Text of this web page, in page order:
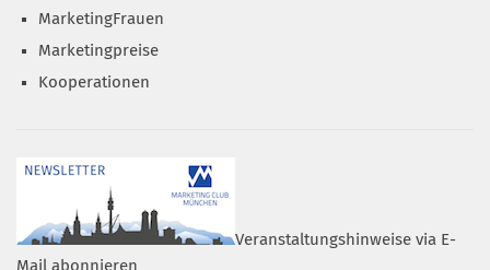
MarketingFrauen
Marketingpreise
Kooperationen
Veranstaltungshinweise via E-
Mail abonnieren